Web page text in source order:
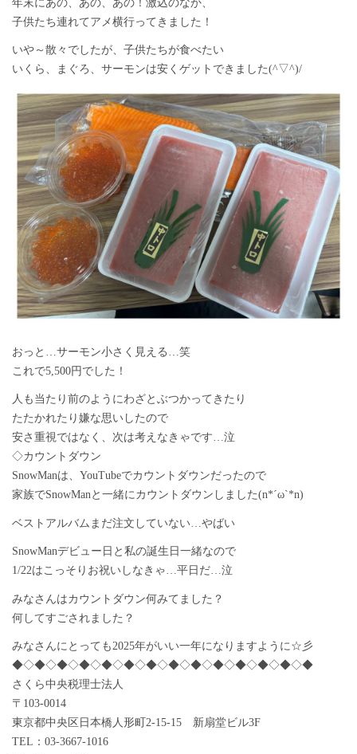
年末にあの、あの、あの！激込のなか、
子供たち連れてアメ横行ってきました！
いや～散々でしたが、子供たちが食べたい
いくら、まぐろ、サーモンは安くゲットできました(^▽^)/
おっと…サーモン小さく見える…笑
これで5,500円でした！
人も当たり前のようにわざとぶつかってきたり
たたかれたり嫌な思いしたので
安さ重視ではなく、次は考えなきゃです…泣
◇カウントダウン
SnowManは、YouTubeでカウントダウンだったので
家族でSnowManと一緒にカウントダウンしました(n*´ω`*n)
ベストアルバムまだ注文していない…やばい
SnowManデビュー日と私の誕生日一緒なので
1/22はこっそりお祝いしなきゃ…平日だ…泣
みなさんはカウントダウン何みてました？
何してすごされました？
みなさんにとっても2025年がいい一年になりますように☆彡
◆◇◆◇◆◇◆◇◆◇◆◇◆◇◆◇◆◇◆◇◆◇◆◇◆◇◆
さくら中央税理士法人
〒103-0014
東京都中央区日本橋人形町2-15-15 新扇堂ビル3F
TEL：03-3667-1016